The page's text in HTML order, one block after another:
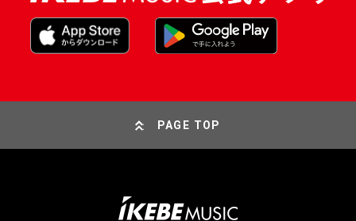
PAGE TOP